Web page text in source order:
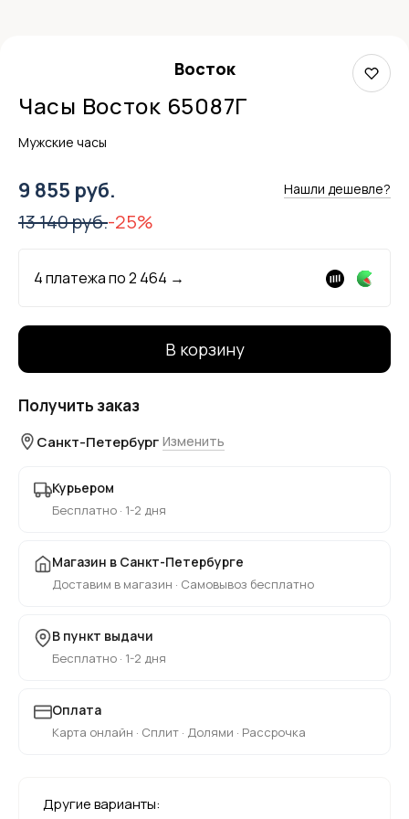
Восток
Часы Восток 65087Г
Мужские часы
9 855 руб. Нашли дешевле?
13 140 руб.-25%
4 платежа по2 464 →
В корзину
Получить заказ
Санкт-Петербург Изменить
Курьером
Бесплатно · 1-2 дня
Магазин в Санкт-Петербурге
Доставим в магазин · Самовывоз бесплатно
В пункт выдачи
Бесплатно · 1-2 дня
Оплата
Карта онлайн · Сплит · Долями · Рассрочка
Другие варианты: